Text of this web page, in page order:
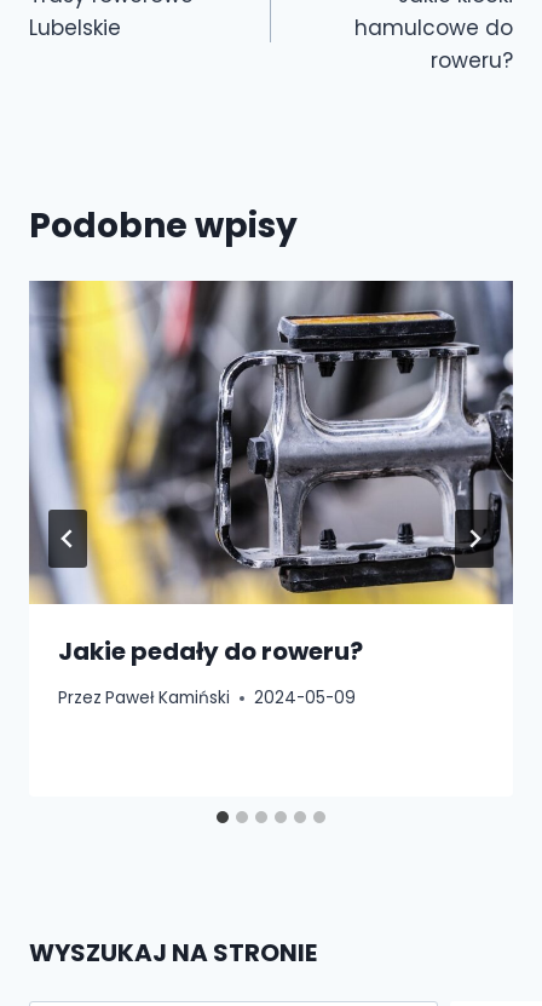
wpisu
Lubelskie
hamulcowe do
roweru?
Podobne wpisy
Jakie pedały do roweru?
Przez Paweł Kamiński 2024-05-09
WYSZUKAJ NA STRONIE